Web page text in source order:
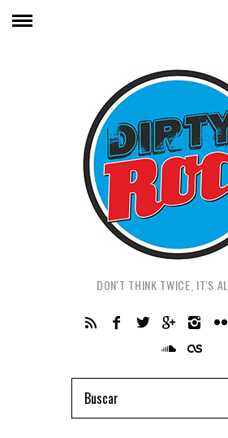
DON'T THINK TWICE, IT'S